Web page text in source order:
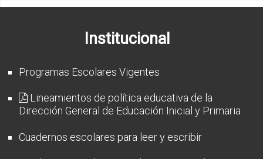
Institucional
Programas Escolares Vigentes
Lineamientos de política educativa de la
Dirección General de Educación Inicial y Primaria
Cuadernos escolares para leer y escribir